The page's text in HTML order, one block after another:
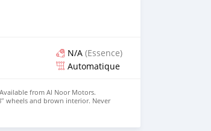
N/A (Essence)
Automatique
from Al Noor Motors.
wheels and brown interior. Never